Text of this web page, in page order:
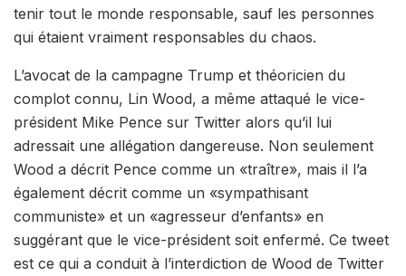
tenir tout le monde responsable, sauf les personnes
qui étaient vraiment responsables du chaos.
L’avocat de la campagne Trump et théoricien du
complot connu, Lin Wood, a même attaqué le vice-
président Mike Pence sur Twitter alors qu’il lui
adressait une allégation dangereuse. Non seulement
Wood a décrit Pence comme un «traître», mais il l’a
également décrit comme un «sympathisant
communiste» et un «agresseur d’enfants» en
suggérant que le vice-président soit enfermé. Ce tweet
est ce qui a conduit à l’interdiction de Wood de Twitter